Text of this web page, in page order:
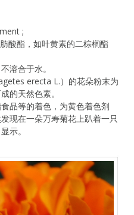
;
酸酯，如叶黄素的二棕榈酯
溶合于水。
erecta L.）的花朵粉末为
的天然色素。
品等的着色，为黄色着色剂
现在一朵万寿菊花上趴着一只
示。